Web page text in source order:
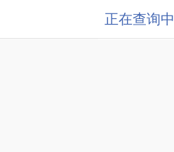
正在查询中